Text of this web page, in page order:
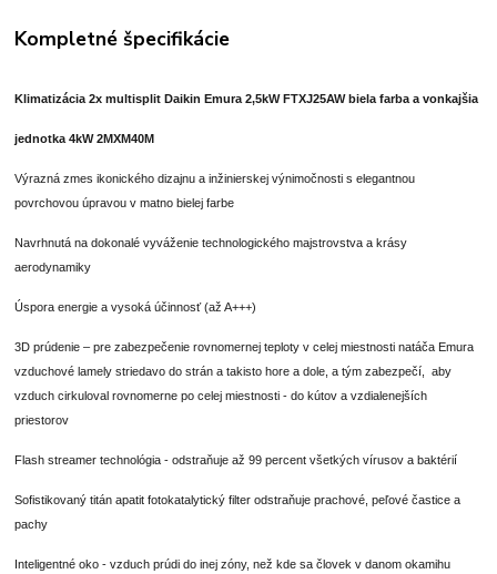
Kompletné špecifikácie
Klimatizácia 2x multisplit Daikin Emura 2,5kW FTXJ25AW biela farba a vonkajšia
jednotka 4kW 2MXM40M
Výrazná zmes ikonického dizajnu a inžinierskej výnimočnosti s elegantnou
povrchovou úpravou v matno bielej farbe
Navrhnutá na dokonalé vyváženie technologického majstrovstva a krásy
aerodynamiky
Úspora energie a vysoká účinnosť (až A+++)
3D prúdenie – pre zabezpečenie rovnomernej teploty v celej miestnosti natáča Emura
vzduchové lamely striedavo do strán a takisto hore a dole, a tým zabezpečí, aby
vzduch cirkuloval rovnomerne po celej miestnosti - do kútov a vzdialenejších
priestorov
Flash streamer technológia - odstraňuje až 99 percent všetkých vírusov a baktérií
Sofistikovaný titán apatit fotokatalytický filter odstraňuje prachové, peľové častice a
pachy
Inteligentné oko - vzduch prúdi do inej zóny, než kde sa človek v danom okamihu